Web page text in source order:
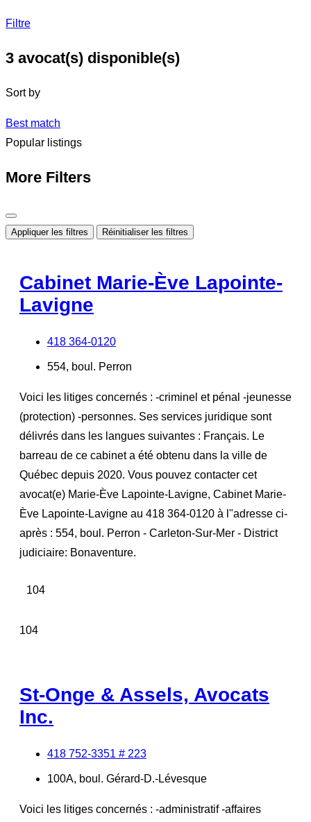
Filtre
3 avocat(s) disponible(s)
Sort by
Best match
Popular listings
More Filters
Appliquer les filtres Réinitialiser les filtres
Cabinet Marie-Ève Lapointe-
Lavigne
418 364-0120
554, boul. Perron
Voici les litiges concernés : -criminel et pénal -jeunesse
(protection) -personnes. Ses services juridique sont
délivrés dans les langues suivantes : Français. Le
barreau de ce cabinet a été obtenu dans la ville de
Québec depuis 2020. Vous pouvez contacter cet
avocat(e) Marie-Ève Lapointe-Lavigne, Cabinet Marie-
Ève Lapointe-Lavigne au 418 364-0120 à l"adresse ci-
après : 554, boul. Perron - Carleton-Sur-Mer - District
judiciaire: Bonaventure.
104
104
St-Onge & Assels, Avocats
Inc.
418 752-3351 # 223
100A, boul. Gérard-D.-Lévesque
Voici les litiges concernés : -administratif -affaires